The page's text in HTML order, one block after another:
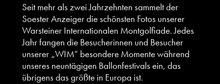
Seit mehr als zwei Jahrzehnten sammelt der
Soester Anzeiger die schönsten Fotos unserer
Warsteiner Internationalen Montgolfiade. Jedes
Jahr fangen die Besucherinnen und Besucher
unserer „WIM“ besondere Momente während
unseres neuntägigen Ballonfestivals ein, das
übrigens das größte in Europa ist.